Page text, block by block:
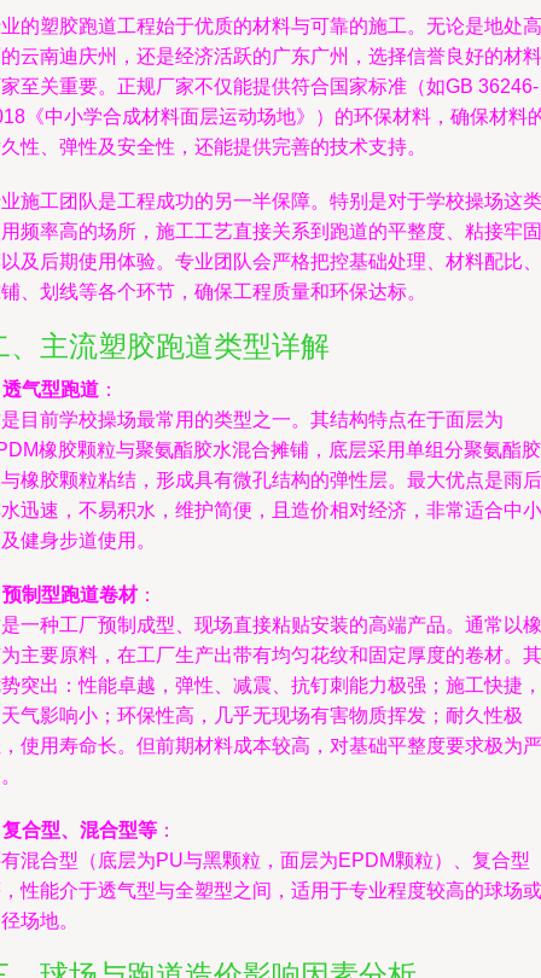
的塑胶跑道工程始于优质的材料与可靠的施工。无论是地处高
云南迪庆州，还是经济活跃的广东广州，选择信誉良好的材料
至关重要。正规厂家不仅能提供符合国家标准（如GB 36246-
《中小学合成材料面层运动场地》）的环保材料，确保材料
性、弹性及安全性，还能提供完善的技术支持。
施工团队是工程成功的另一半保障。特别是对于学校操场这类
频率高的场所，施工工艺直接关系到跑道的平整度、粘接牢固
及后期使用体验。专业团队会严格把控基础处理、材料配比、
、划线等各个环节，确保工程质量和环保达标。
、主流塑胶跑道类型详解
透气型跑道 ：
目前学校操场最常用的类型之一。其结构特点在于面层为
橡胶颗粒与聚氨酯胶水混合摊铺，底层采用单组分聚氨酯胶
橡胶颗粒粘结，形成具有微孔结构的弹性层。最大优点是雨后
迅速，不易积水，维护简便，且造价相对经济，非常适合中小
健身步道使用。
预制型跑道卷材：
一种工厂预制成型、现场直接粘贴安装的高端产品。通常以橡
主要原料，在工厂生产出带有均匀花纹和固定厚度的卷材。其
突出：性能卓越，弹性、减震、抗钉刺能力极强；施工快捷，
气影响小；环保性高，几乎无现场有害物质挥发；耐久性极
使用寿命长。但前期材料成本较高，对基础平整度要求极为严
复合型、混合型等 ：
混合型（底层为PU与黑颗粒，面层为EPDM颗粒）、复合型
性能介于透气型与全塑型之间，适用于专业程度较高的球场或
场地。